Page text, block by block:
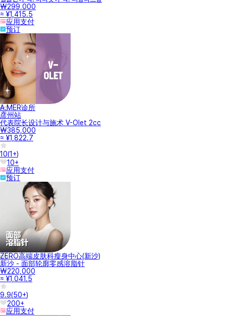
₩299,000
≈ ¥1,415.5
应用支付
预订
A.MER诊所
彦州站
代表院长设计与施术 V-Olet 2cc
₩385,000
≈ ¥1,822.7
10(1+)
10+
应用支付
预订
ZERO高端皮肤科瘦身中心(新沙)
新沙 - 面部轮廓零感溶脂针
₩220,000
≈ ¥1,041.5
9.9(50+)
200+
应用支付